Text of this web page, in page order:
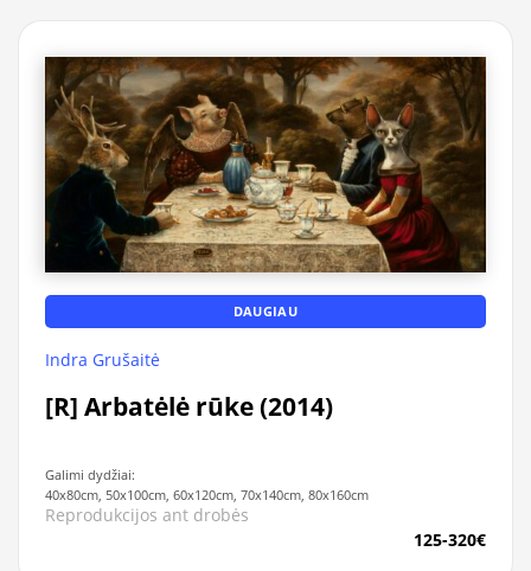
DAUGIAU
Indra Grušaitė
[R] Arbatėlė rūke (2014)
Galimi dydžiai:
40x80cm, 50x100cm, 60x120cm, 70x140cm, 80x160cm
Reprodukcijos ant drobės
125-320€